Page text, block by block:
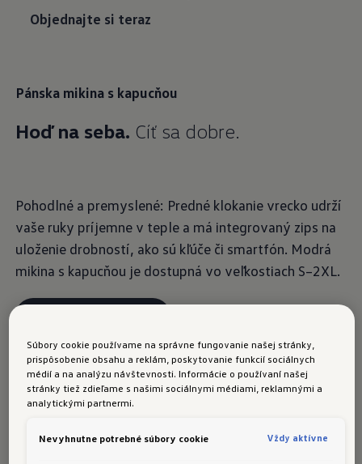
Objednajte si teraz
Pánska mikina s kapucňou
Hoď na seba. Cíť sa dobre.
Pohodlné a premyslené: Predné klokanie vrecko udrží
vaše ruky príjemne v teple a má integrovaný zips na
uloženie drobností, ako sú kľúče či smartfón. Modrá
mikina s kapucňou je dostupná vo veľkostiach S–2XL.
Dámska mikina s kapucňou
Súbory cookie používame na správne fungovanie našej stránky,
prispôsobenie obsahu a reklám, poskytovanie funkcií sociálnych
médií a na analýzu návštevnosti. Informácie o používaní našej
stránky tiež zdieľame s našimi sociálnymi médiami, reklamnými a
analytickými partnermi.
Nevyhnutne potrebné súbory cookie Vždy aktívne